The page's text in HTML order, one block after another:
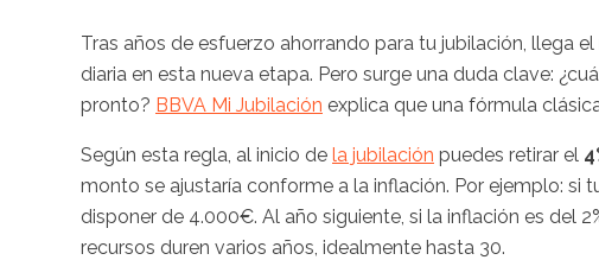
Tras años de esfuerzo ahorrando para tu jubilación, llega
diaria en esta nueva etapa. Pero surge una duda clave:
pronto? BBVA Mi Jubilación explica que una fórmula
Según esta regla, al inicio de la jubilación puedes retirar el
monto se ajustaría conforme a la inflación. Por ejemplo: si
disponer de 4.000€. Al año siguiente, si la inflación es del
recursos duren varios años, idealmente hasta 30.